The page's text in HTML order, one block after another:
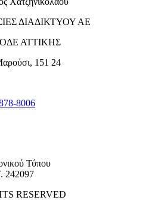
ΔΙΑΔΙΚΤΥΟΥ ΑΕ
ΑΤΤΙΚΗΣ
151 24
8006
Τύπου
242097
RESERVED